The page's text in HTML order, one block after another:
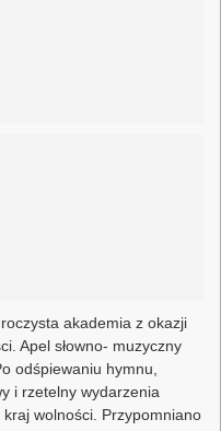
akademia z okazji
Apel słowno- muzyczny
odśpiewaniu hymnu,
i rzetelny wydarzenia
wolności. Przypomniano